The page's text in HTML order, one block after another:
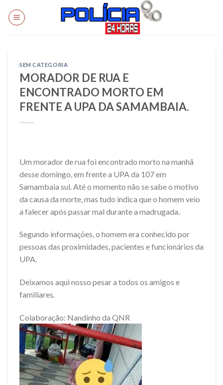
SEM CATEGORIA
MORADOR DE RUA E
ENCONTRADO MORTO EM
FRENTE A UPA DA SAMAMBAIA.
Um morador de rua foi encontrado morto na manhã
desse domingo, em frente a UPA da 107 em
Samambaia sul. Até o momento não se sabe o motivo
da causa da morte, mas tudo indica que o homem veio
a falecer após passar mal durante a madrugada.
Segundo informações, o homem era conhecido por
pessoas das proximidades, pacientes e funcionários da
UPA.
Deixamos aqui nosso pesar a todos os amigos e
familiares.
Colaboração: Nandinho da QNR